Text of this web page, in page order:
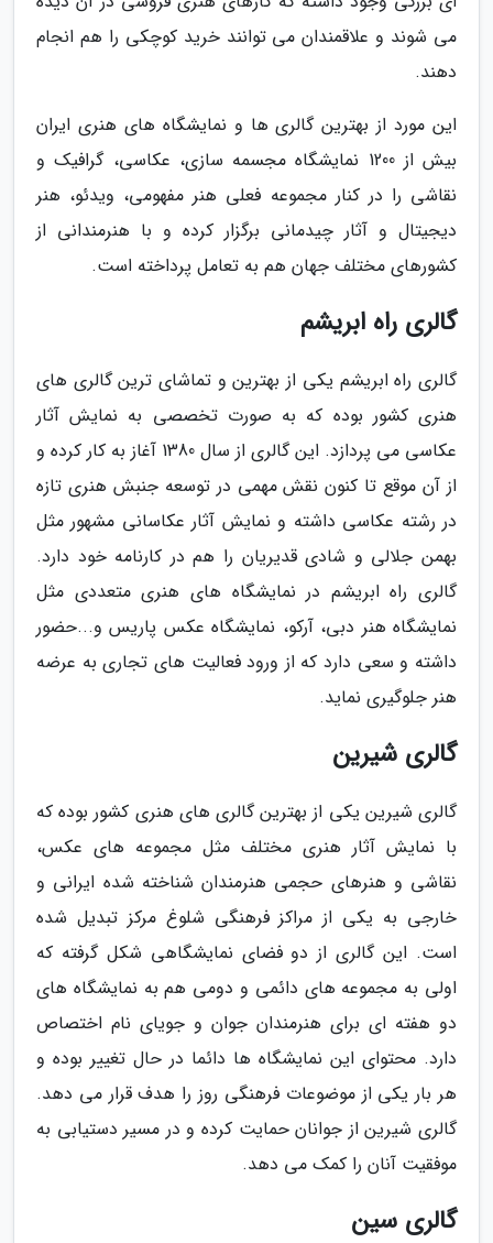
می شوند و علاقمندان می توانند خرید کوچکی را هم انجام
دهند.
این مورد از بهترین گالری ها و نمایشگاه های هنری ایران
بیش از 1200 نمایشگاه مجسمه سازی، عکاسی، گرافیک و
نقاشی را در کنار مجموعه فعلی هنر مفهومی، ویدئو، هنر
دیجیتال و آثار چیدمانی برگزار کرده و با هنرمندانی از
کشورهای مختلف جهان هم به تعامل پرداخته است.
گالری راه ابریشم
گالری راه ابریشم یکی از بهترین و تماشای ترین گالری های
هنری کشور بوده که به صورت تخصصی به نمایش آثار
عکاسی می پردازد. این گالری از سال 1380 آغاز به کار کرده و
از آن موقع تا کنون نقش مهمی در توسعه جنبش هنری تازه
در رشته عکاسی داشته و نمایش آثار عکاسانی مشهور مثل
بهمن جلالی و شادی قدیریان را هم در کارنامه خود دارد.
گالری راه ابریشم در نمایشگاه های هنری متعددی مثل
نمایشگاه هنر دبی، آرکو، نمایشگاه عکس پاریس و...حضور
داشته و سعی دارد که از ورود فعالیت های تجاری به عرضه
هنر جلوگیری نماید.
گالری شیرین
گالری شیرین یکی از بهترین گالری های هنری کشور بوده که
با نمایش آثار هنری مختلف مثل مجموعه های عکس،
نقاشی و هنرهای حجمی هنرمندان شناخته شده ایرانی و
خارجی به یکی از مراکز فرهنگی شلوغ مرکز تبدیل شده
است. این گالری از دو فضای نمایشگاهی شکل گرفته که
اولی به مجموعه های دائمی و دومی هم به نمایشگاه های
دو هفته ای برای هنرمندان جوان و جویای نام اختصاص
دارد. محتوای این نمایشگاه ها دائما در حال تغییر بوده و
هر بار یکی از موضوعات فرهنگی روز را هدف قرار می دهد.
گالری شیرین از جوانان حمایت کرده و در مسیر دستیابی به
موفقیت آنان را کمک می دهد.
گالری سین